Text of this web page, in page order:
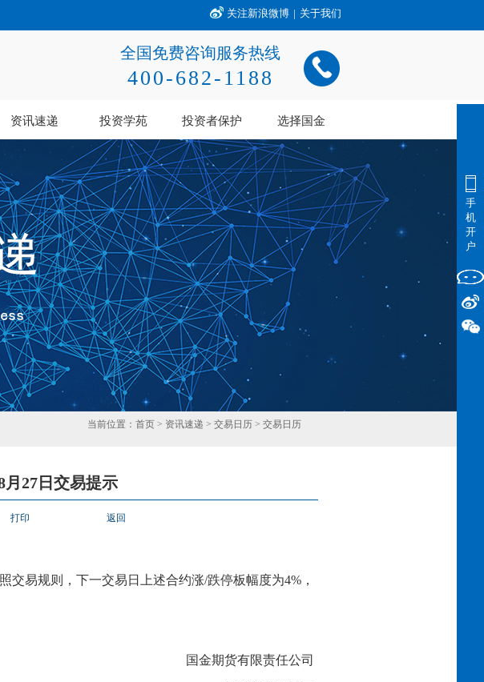
关注新浪微博 | 关于我们
全国免费咨询服务热线
400-682-1188
资讯速递 投资学苑 投资者保护 选择国金
当前位置： 首页 > 资讯速递 > 交易日历 > 交易日历
月27日交易提示
打印 返回
交易规则，下一交易日上述合约涨/跌停板幅度为4%，
国金期货有限责任公司
手
机
开
户